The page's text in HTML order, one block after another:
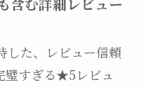
した、レビュー信頼
璧すぎる★5レビュ